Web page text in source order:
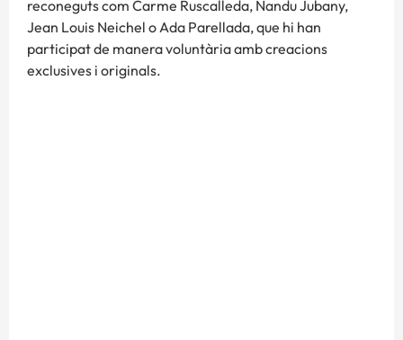
reconeguts com Carme Ruscalleda, Nandu Jubany,
Jean Louis Neichel o Ada Parellada, que hi han
participat de manera voluntària amb creacions
exclusives i originals.